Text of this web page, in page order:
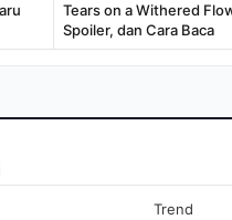
Tears on a Withered
Spoiler, dan Cara Baca
Trend